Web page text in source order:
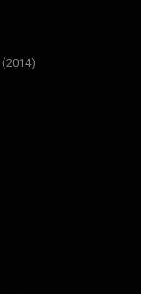
(2014)